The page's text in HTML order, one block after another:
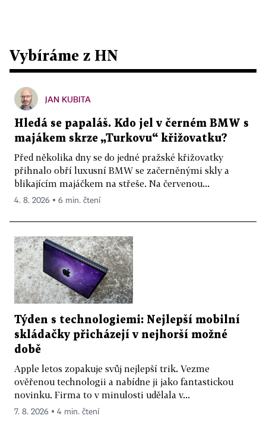
Vybíráme z HN
JAN KUBITA
Hledá se papaláš. Kdo jel v černém BMW s
majákem skrze „Turkovu“ křižovatku?
Před několika dny se do jedné pražské křižovatky
přihnalo obří luxusní BMW se začerněnými skly a
blikajícím majáčkem na střeše. Na červenou...
4. 8. 2026 ▪ 6 min. čtení
Týden s technologiemi: Nejlepší mobilní
skládačky přicházejí v nejhorší možné
době
Apple letos zopakuje svůj nejlepší trik. Vezme
ověřenou technologii a nabídne ji jako fantastickou
novinku. Firma to v minulosti udělala v...
7. 8. 2026 ▪ 4 min. čtení